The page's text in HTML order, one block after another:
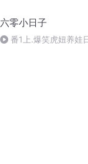
六零小日子
番1上.爆笑虎妞养娃